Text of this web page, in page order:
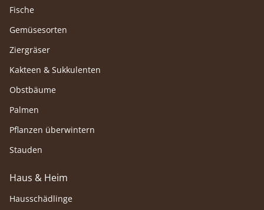
Fische
Gemüsesorten
Ziergräser
Kakteen & Sukkulenten
Obstbäume
Palmen
Pflanzen überwintern
Stauden
Haus & Heim
Hausschädlinge